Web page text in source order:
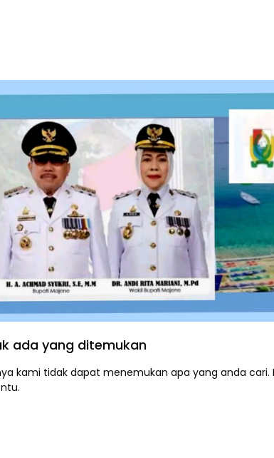
ada yang ditemukan
kami tidak dapat menemukan apa yang anda cari.